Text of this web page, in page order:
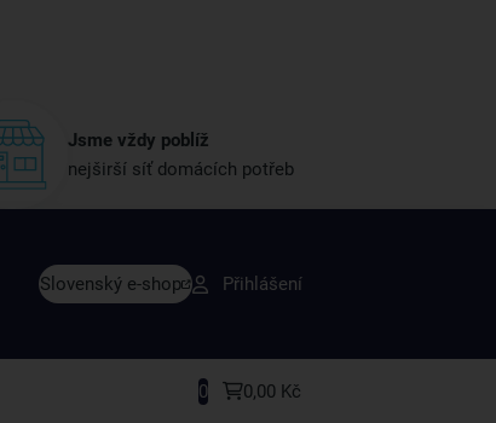
Jsme vždy poblíž
nejširší síť domácích potřeb
Slovenský e-shop Přihlášení
0 0,00 Kč